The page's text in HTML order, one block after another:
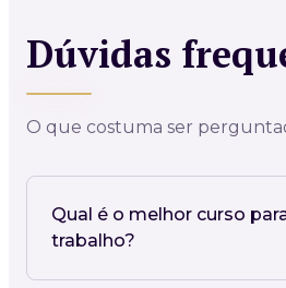
Dúvidas
O que costuma ser
Qual é o melhor curso
trabalho?